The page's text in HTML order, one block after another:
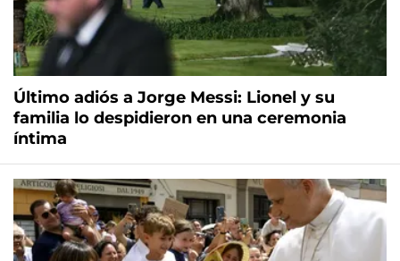
Último adiós a Jorge Messi: Lionel y su
familia lo despidieron en una ceremonia
íntima